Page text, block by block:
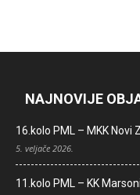
NAJNOVIJE
16.kolo PML – MKK Novi
5. veljače 2026.
11.kolo PML – KK